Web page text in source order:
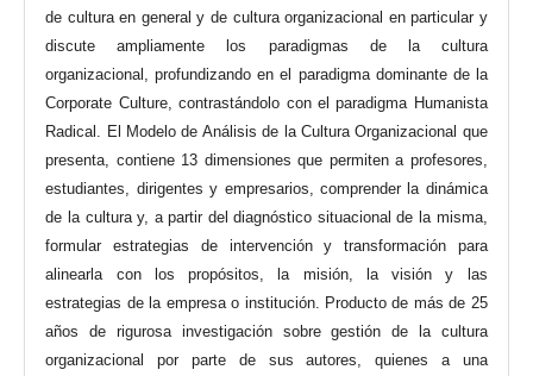
de cultura en general y de cultura organizacional en particular y
discute ampliamente los paradigmas de la cultura
organizacional, profundizando en el paradigma dominante de la
Corporate Culture, contrastándolo con el paradigma Humanista
Radical. El Modelo de Análisis de la Cultura Organizacional que
presenta, contiene 13 dimensiones que permiten a profesores,
estudiantes, dirigentes y empresarios, comprender la dinámica
de la cultura y, a partir del diagnóstico situacional de la misma,
formular estrategias de intervención y transformación para
alinearla con los propósitos, la misión, la visión y las
estrategias de la empresa o institución. Producto de más de 25
años de rigurosa investigación sobre gestión de la cultura
organizacional por parte de sus autores, quienes a una